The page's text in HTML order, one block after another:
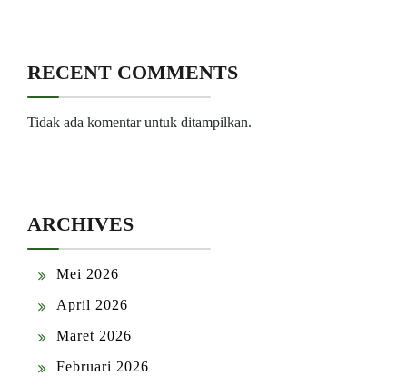
RECENT COMMENTS
Tidak ada komentar untuk ditampilkan.
ARCHIVES
Mei 2026
April 2026
Maret 2026
Februari 2026